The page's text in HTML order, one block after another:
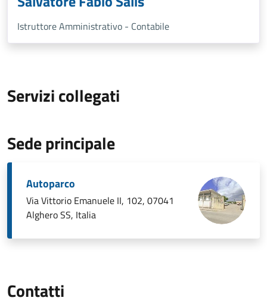
Istruttore Amministrativo - Contabile
Servizi collegati
Sede principale
Autoparco
Via Vittorio Emanuele II, 102, 07041
Alghero SS, Italia
Contatti